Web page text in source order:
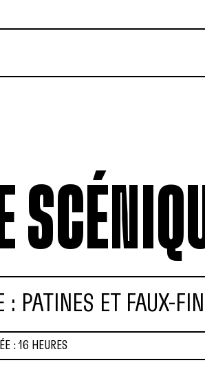
(PAE) RABAIS AUX MEMBRES
/ RPA-CD STATUTS ET
RELATIONS DE
Ententes
: PATINES ET FAUX-
: 16 HEURES